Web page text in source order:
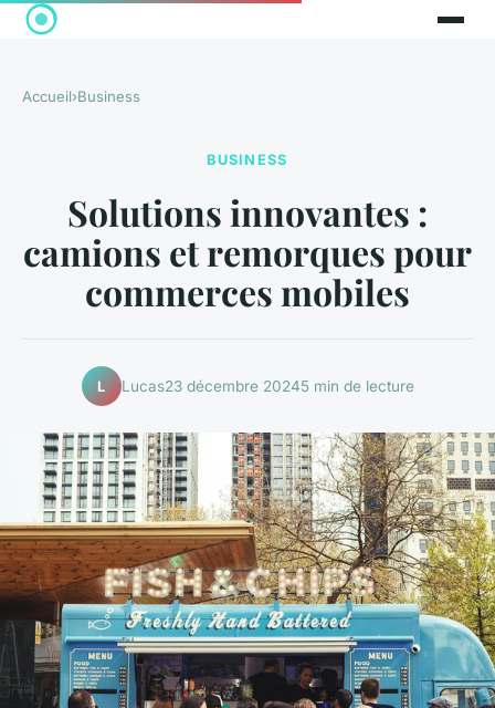
Accueil›Business
BUSINESS
Solutions innovantes :
camions et remorques pour
commerces mobiles
L Lucas23 décembre 20245 min de lecture